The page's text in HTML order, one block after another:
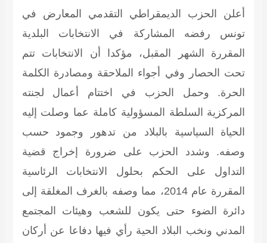
أعلن الحزب الديمقراطي التقدمي المعارض في
تونس رفضه المشاركة في الانتخابات البلدية
المقررة الشهر المقبل، مؤكدا أن الانتخابات تتم
تحت الحصار وفي أجواء الملاحقة ومصادرة الكلمة
الحرة. وحمل الحزب في اختتام أعمال لجنته
المركزية السلطة المسؤولية كاملة عما وصلت إليه
الحياة السياسية بالبلاد من تدهور وجمود حسب
وصفه. وشدد الحزب على ضرورة إخراج قضية
التداول على الحكم بحلول الانتخابات الرئاسية
المقررة عام 2014، مما وصفه بالغرف المغلقة إلى
دائرة الضوء حتى يكون للشعب وهيئات المجتمع
المدني ونخب البلاد الحية رأي فيها دفاعا عن أركان